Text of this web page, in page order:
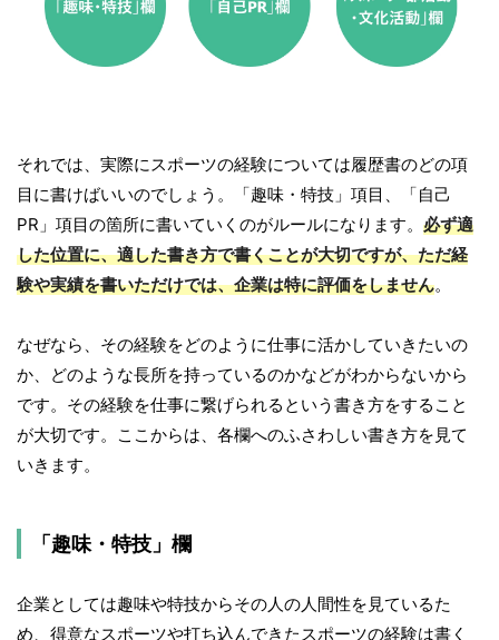
それでは、実際にスポーツの経験については履歴書のどの項
目に書けばいいのでしょう。「趣味・特技」項目、「自己
PR」項目の箇所に書いていくのがルールになります。 必ず適
した位置に、適した書き方で書くことが大切ですが、ただ経
験や実績を書いただけでは、企業は特に評価をしません。
なぜなら、その経験をどのように仕事に活かしていきたいの
か、どのような長所を持っているのかなどがわからないから
です。その経験を仕事に繋げられるという書き方をすること
が大切です。ここからは、各欄へのふさわしい書き方を見て
いきます。
「趣味・特技」欄
企業としては趣味や特技からその人の人間性を見ているた
め、得意なスポーツや打ち込んできたスポーツの経験は書く